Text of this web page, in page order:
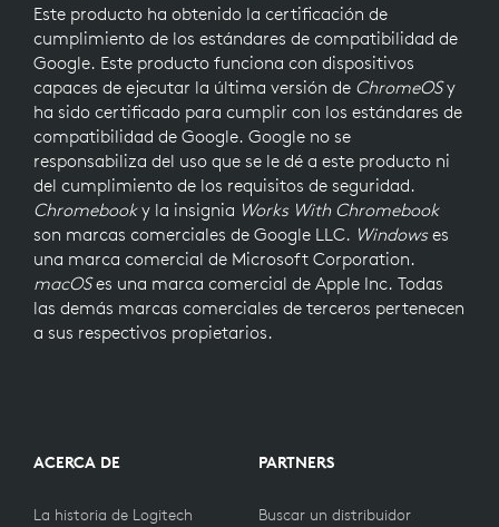
Este producto ha obtenido la certificación de
cumplimiento de los estándares de compatibilidad de
Google. Este producto funciona con dispositivos
capaces de ejecutar la última versión de ChromeOSy
ha sido certificado para cumplir con los estándares de
compatibilidad de Google. Google no se
responsabiliza del uso que se le dé a este producto ni
del cumplimiento de los requisitos de seguridad.
Chromebooky la insignia Works With Chromebook
son marcas comerciales de Google LLC. Windowses
una marca comercial de Microsoft Corporation.
macOSes una marca comercial de Apple Inc. Todas
las demás marcas comerciales de terceros pertenecen
a sus respectivos propietarios.
ACERCA DE
La historia de Logitech
PARTNERS
Buscar un distribuidor